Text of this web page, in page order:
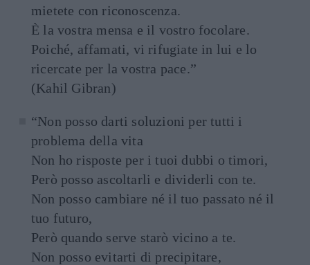
mietete con riconoscenza.
È la vostra mensa e il vostro focolare.
Poiché, affamati, vi rifugiate in lui e lo
ricercate per la vostra pace.”
(Kahil Gibran)
“Non posso darti soluzioni per tutti i
problema della vita
Non ho risposte per i tuoi dubbi o timori,
Però posso ascoltarli e dividerli con te.
Non posso cambiare né il tuo passato né il
tuo futuro,
Però quando serve starò vicino a te.
Non posso evitarti di precipitare,